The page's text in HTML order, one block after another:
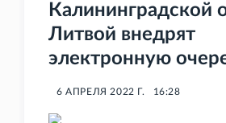
Калининградской
Литвой внедрят
электронную
6 АПРЕЛЯ 2022 Г. 16:28